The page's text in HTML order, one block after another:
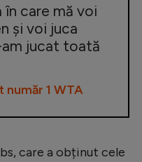
în care mă voi
și voi juca
jucat toată
număr 1 WTA
care a obținut cele